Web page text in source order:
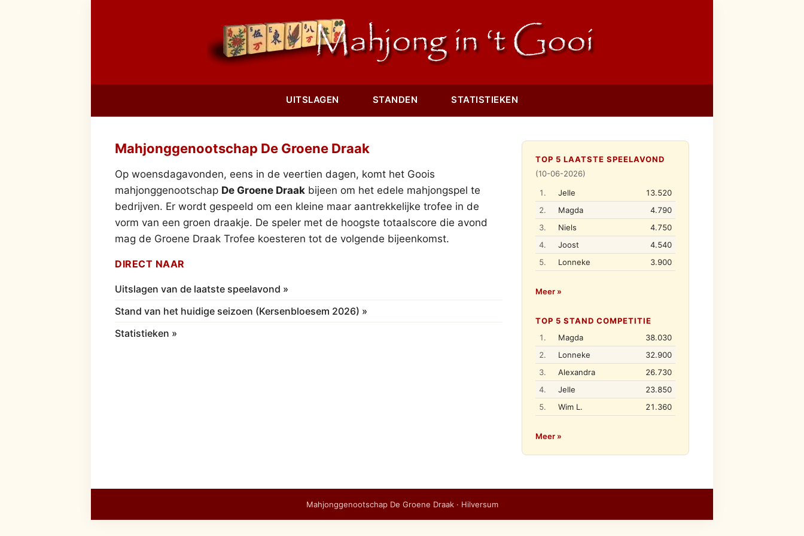
UITSLAGEN STANDEN STATISTIEKEN
Mahjonggenootschap De Groene Draak
Op woensdagavonden, eens in de veertien dagen, komt het Goois
mahjonggenootschap De Groene Draak bijeen om het edele mahjongspel te
bedrijven. Er wordt gespeeld om een kleine maar aantrekkelijke trofee in de
vorm van een groen draakje. De speler met de hoogste totaalscore die avond
mag de Groene Draak Trofee koesteren tot de volgende bijeenkomst.
DIRECT NAAR
Uitslagen van de laatste speelavond »
Stand van het huidige seizoen (Kersenbloesem 2026) »
Statistieken »
TOP 5 LAATSTE SPEELAVOND
(10-06-2026)
1.
Jelle
13.520
2.
Magda
4.790
3.
Niels
4.750
4.
Joost
4.540
5.
Lonneke 3.900
Meer »
TOP 5 STAND COMPETITIE
1.
Magda
38.030
2.
Lonneke
32.900
3.
Alexandra
26.730
4.
Jelle
23.850
5.
Wim L. 21.360
Meer »
Mahjonggenootschap De Groene Draak · Hilversum